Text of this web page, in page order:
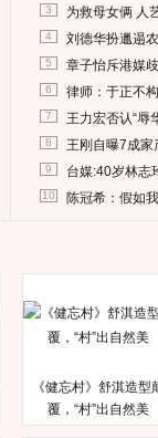
3 为救母女俩 人
4 刘德华扮邋遢
5 章子怡斥港媒
6 律师：于正不
7 王力宏否认“辱
8 王刚自曝7成家
9 台媒:40岁林志
10 陈冠希：假如
《健忘村》舒淇造型
覆，“村”出自然美